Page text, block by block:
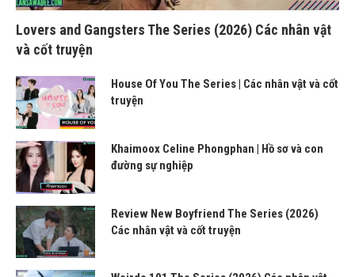
Lovers and Gangsters The Series (2026) Các nhân vật
và cốt truyện
House Of You The Series | Các nhân vật và cốt
truyện
Khaimoox Celine Phongphan | Hồ sơ và con
đường sự nghiệp
Review New Boyfriend The Series (2026)
Các nhân vật và cốt truyện